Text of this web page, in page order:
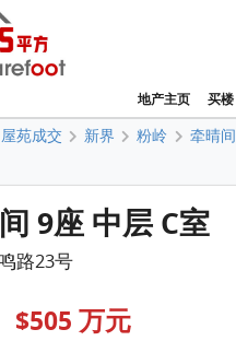
地产主页 买楼
屋苑成交 新界 粉岭 牵晴间
9座 中层 C室
路23号
$505 万元